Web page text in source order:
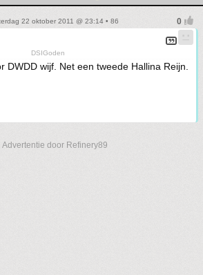
22 oktober 2011 @ 23:14 • 86
DSIGoden
DWDD wijf. Net een tweede Hallina Reijn.
door Refinery89